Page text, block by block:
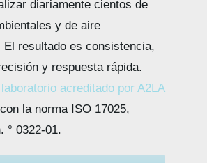
diariamente cientos de
y de aire
El resultado es consistencia,
y respuesta rápida.
laboratorio acreditado por A2LA
la norma ISO 17025,
° 0322-01.